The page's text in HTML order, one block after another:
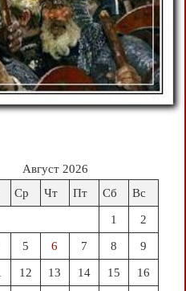
Август 2026
Ср Чт Пт Сб Вс
1 2
5 6 7 8 9
12 13 14 15 16